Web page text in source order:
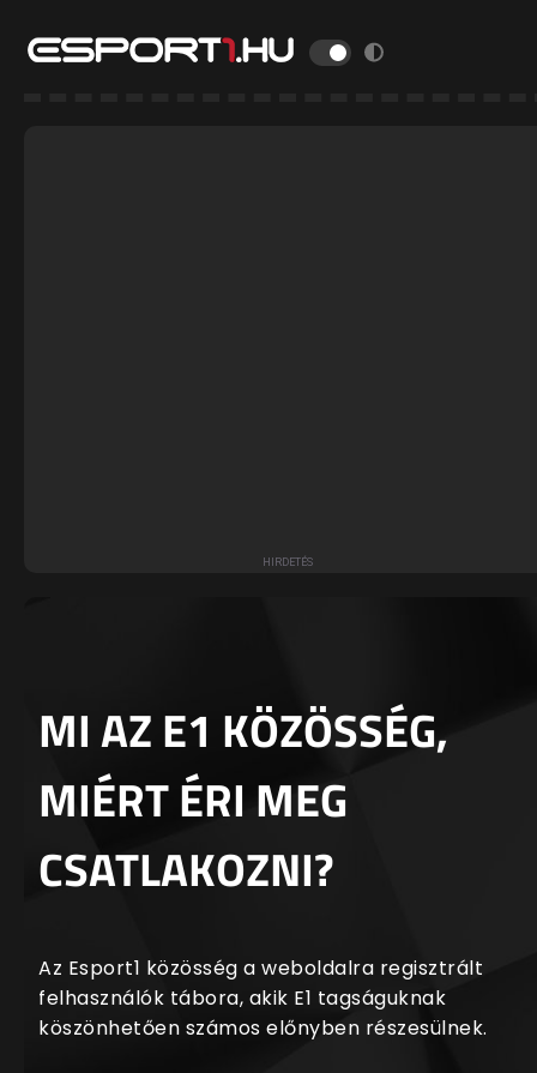
MI AZ E1 KÖZÖSSÉG,
MIÉRT ÉRI MEG
CSATLAKOZNI?
Az Esport1 közösség a weboldalra regisztrált
felhasználók tábora, akik E1 tagságuknak
köszönhetően számos előnyben részesülnek.